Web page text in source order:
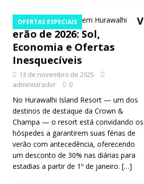
Como
luxo nas
Maldivas ao
melhor
preço
NOTÍCIAS DE
OFERTAS ESPECIAIS
V
erão de 2026: Sol,
Economia e Ofertas
Inesquecíveis
13 de novembro de 2025
administrador
0
No Hurawalhi Island Resort — um dos
destinos de destaque da Crown &
Champa — o resort está convidando os
hóspedes a garantirem suas férias de
verão com antecedência, oferecendo
um desconto de 30% nas diárias para
estadias a partir de 1º de janeiro. […]